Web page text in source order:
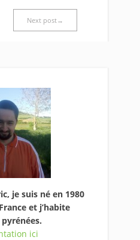
Next post→
je suis né en 1980
et j’habite
ici